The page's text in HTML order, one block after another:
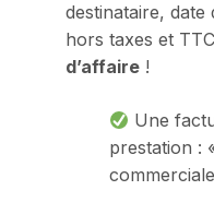
destinataire,
hors taxes et
d’affaire !
Une
prestation :